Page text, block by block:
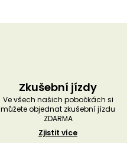
Zkušební jízdy
Ve všech našich pobočkách si
můžete objednat zkušební jízdu
ZDARMA
Zjistit více